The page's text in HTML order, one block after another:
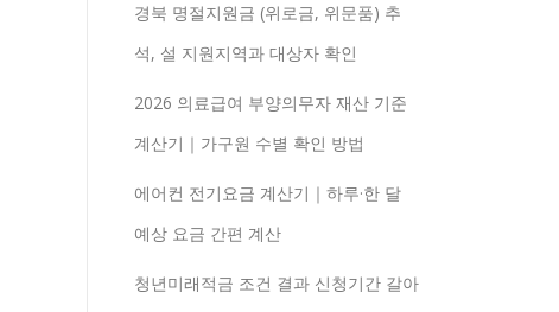
경북 명절지원금 (위로금, 위문품) 추
석, 설 지원지역과 대상자 확인
2026 의료급여 부양의무자 재산 기준
계산기｜가구원 수별 확인 방법
에어컨 전기요금 계산기｜하루·한 달
예상 요금 간편 계산
청년미래적금 조건 결과 신청기간 갈아